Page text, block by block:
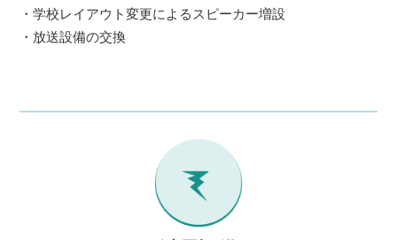
・学校レイアウト変更によるスピーカー増設
・放送設備の交換